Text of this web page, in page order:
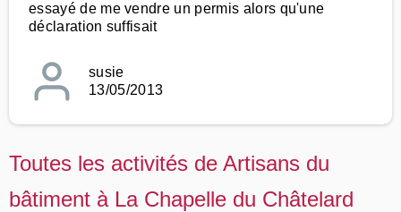
essayé de me vendre un permis alors qu'une
déclaration suffisait
susie
13/05/2013
Toutes les activités de Artisans du
bâtiment à La Chapelle du Châtelard